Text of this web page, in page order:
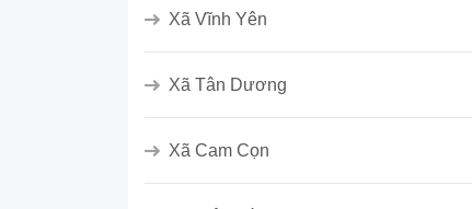
Xã Vĩnh Yên
Xã Tân Dương
Xã Cam Cọn